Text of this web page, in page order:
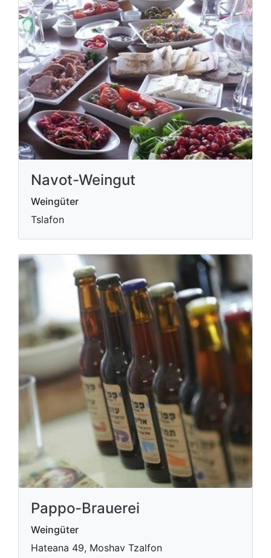
Navot-Weingut
Weingüter
Tslafon
Pappo-Brauerei
Weingüter
Hateana 49, Moshav Tzalfon